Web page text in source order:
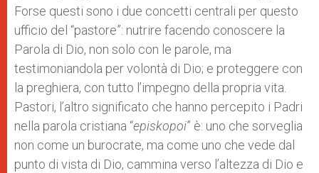
Forse questi sono i due concetti centrali per questo
ufficio del “pastore”: nutrire facendo conoscere la
Parola di Dio, non solo con le parole, ma
testimoniandola per volontà di Dio; e proteggere con
la preghiera, con tutto l’impegno della propria vita.
Pastori, l’altro significato che hanno percepito i Padri
nella parola cristiana “episkopoi” è: uno che sorveglia
non come un burocrate, ma come uno che vede dal
punto di vista di Dio, cammina verso l’altezza di Dio e